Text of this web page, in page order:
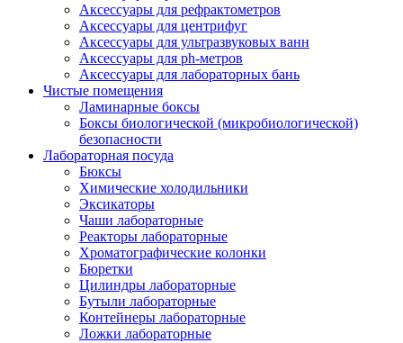
Аксессуары для рефрактометров
Аксессуары для центрифуг
Аксессуары для ультразвуковых ванн
Аксессуары для ph-метров
Аксессуары для лабораторных бань
Чистые помещения
Ламинарные боксы
Боксы биологической (микробиологической)
безопасности
Лабораторная посуда
Бюксы
Химические холодильники
Эксикаторы
Чаши лабораторные
Реакторы лабораторные
Хроматографические колонки
Бюретки
Цилиндры лабораторные
Бутыли лабораторные
Контейнеры лабораторные
Ложки лабораторные